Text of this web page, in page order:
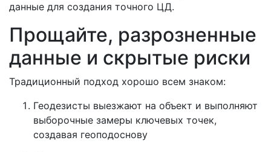
данные для создания точного ЦД.
Прощайте, разрозненные
данные и скрытые риски
Традиционный подход хорошо всем знаком:
Геодезисты выезжают на объект и выполняют
выборочные замеры ключевых точек,
создавая геоподоснову